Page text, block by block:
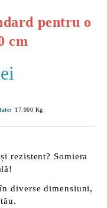
pentru o
cm
17.000 Kg
șirezistent? Somiera
diverse dimensiuni,